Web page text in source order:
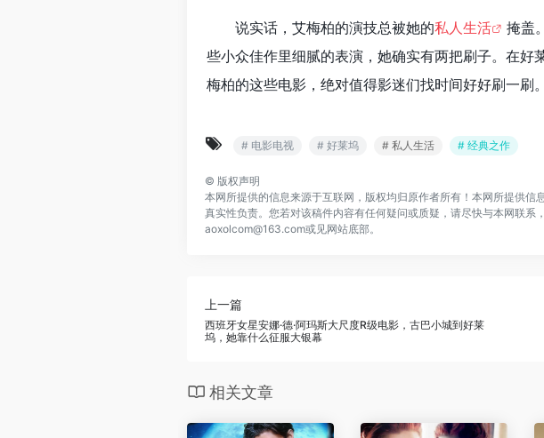
说实话，艾梅柏的演技总被她的私人生活
掩盖
些小众佳作里细腻的表演，她确实有两把刷子。在
梅柏的这些电影，绝对值得影迷们找时间好好刷一刷。
# 电影电视 # 好莱坞 # 私人生活 # 经典之作
© 版权声明
本网所提供的信息来源于互联网，版权均归原作者所有！本网所提供
真实性负责。您若对该稿件内容有任何疑问或质疑，请尽快与本网联系
aoxolcom@163.com或见网站底部。
上一篇
西班牙女星安娜·德·阿玛斯大尺度R级电影，古巴小城到好莱
坞，她靠什么征服大银幕
相关文章